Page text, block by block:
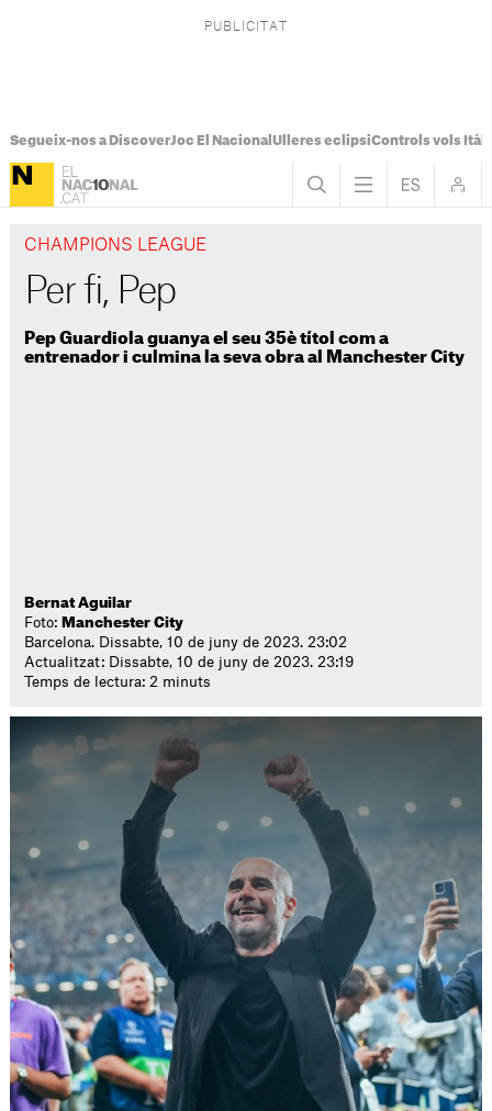
Segueix-nos a DiscoverJoc El Nacional Ulleres eclipsiControls vols
CHAMPIONS LEAGUE
Per fi, Pep
Pep Guardiola guanya el seu 35è títol com a
entrenador i culmina la seva obra al Manchester City
Bernat Aguilar
Foto: Manchester City
Barcelona. Dissabte, 10 de juny de 2023. 23:02
Actualitzat: Dissabte, 10 de juny de 2023. 23:19
Temps de lectura: 2 minuts